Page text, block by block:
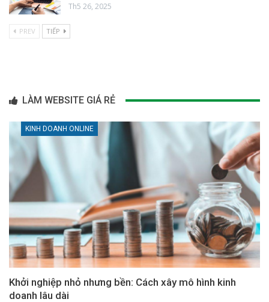
Th5 26, 2025
PREV TIẾP
LÀM WEBSITE GIÁ RẺ
KINH DOANH ONLINE
Khởi nghiệp nhỏ nhưng bền: Cách xây mô hình kinh
doanh lâu dài